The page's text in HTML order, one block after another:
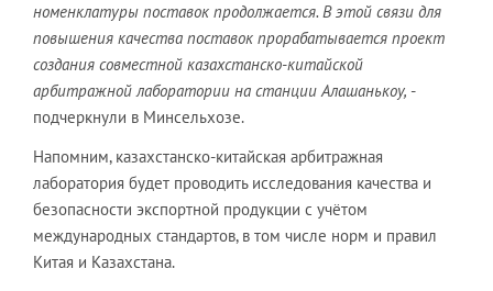
номенклатуры поставок продолжается. В этой связи для
повышения качества поставок прорабатывается проект
создания совместной казахстанско-китайской
арбитражной лаборатории на станции Алашанькоу, -
подчеркнули в Минсельхозе.
Напомним, казахстанско-китайская арбитражная
лаборатория будет проводить исследования качества и
безопасности экспортной продукции с учётом
международных стандартов, в том числе норм и правил
Китая и Казахстана.